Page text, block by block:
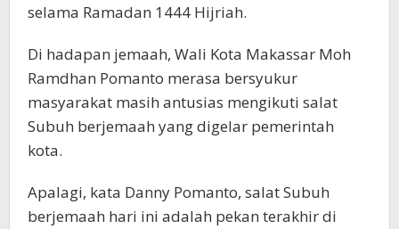
selama Ramadan 1444 Hijriah.
Di hadapan jemaah, Wali Kota Makassar Moh
Ramdhan Pomanto merasa bersyukur
masyarakat masih antusias mengikuti salat
Subuh berjemaah yang digelar pemerintah
kota.
Apalagi, kata Danny Pomanto, salat Subuh
berjemaah hari ini adalah pekan terakhir di